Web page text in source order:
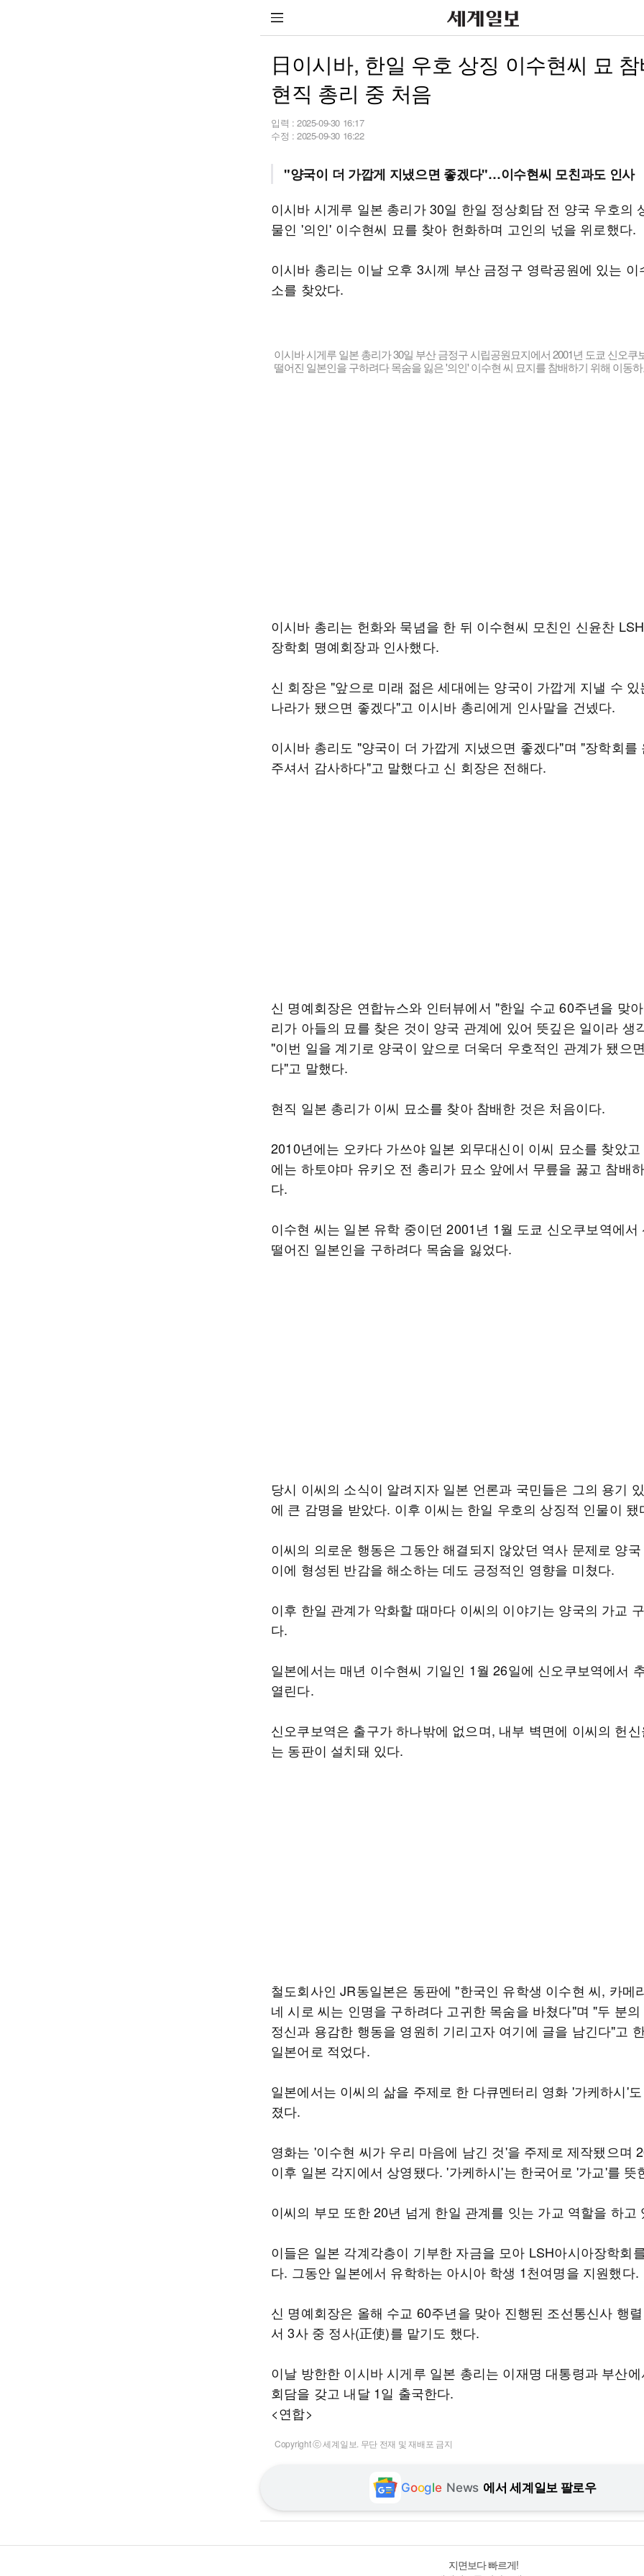
日이시바, 한일 우호 상징 이수현씨 묘
현직 총리 중 처음
입력 : 2025-09-30 16:17
수정 : 2025-09-30 16:22
"양국이 더 가깝게 지냈으면 좋겠다"…이수현씨 모친과도 인사
이시바 시게루 일본 총리가 30일 한일 정상회담 전 양국 우호의
물인 '의인' 이수현씨 묘를 찾아 헌화하며 고인의 넋을 위로했다.
이시바 총리는 이날 오후 3시께 부산 금정구 영락공원에 있는 이
소를 찾았다.
이시바 시게루 일본 총리가 30일 부산 금정구 시립공원묘지에서 2001년 도쿄 신오쿠
떨어진 일본인을 구하려다 목숨을 잃은 '의인' 이수현 씨 묘지를 참배하기 위해 이동
이시바 총리는 헌화와 묵념을 한 뒤 이수현씨 모친인 신윤찬
장학회 명예회장과 인사했다.
신 회장은 "앞으로 미래 젊은 세대에는 양국이 가깝게 지낼 수 있
나라가 됐으면 좋겠다"고 이시바 총리에게 인사말을 건넸다.
이시바 총리도 "양국이 더 가깝게 지냈으면 좋겠다"며 "장학회를
주셔서 감사하다"고 말했다고 신 회장은 전해다.
신 명예회장은 연합뉴스와 인터뷰에서 "한일 수교 60주년을 맞
리가 아들의 묘를 찾은 것이 양국 관계에 있어 뜻깊은 일이라 생
"이번 일을 계기로 양국이 앞으로 더욱더 우호적인 관계가 됐으
다"고 말했다.
현직 일본 총리가 이씨 묘소를 찾아 참배한 것은 처음이다.
2010년에는 오카다 가쓰야 일본 외무대신이 이씨 묘소를 찾았고
에는 하토야마 유키오 전 총리가 묘소 앞에서 무릎을 꿇고 참배
다.
이수현 씨는 일본 유학 중이던 2001년 1월 도쿄 신오쿠보역에서
떨어진 일본인을 구하려다 목숨을 잃었다.
당시 이씨의 소식이 알려지자 일본 언론과 국민들은 그의 용기
에 큰 감명을 받았다. 이후 이씨는 한일 우호의 상징적 인물이 됐
이씨의 의로운 행동은 그동안 해결되지 않았던 역사 문제로 양
이에 형성된 반감을 해소하는 데도 긍정적인 영향을 미쳤다.
이후 한일 관계가 악화할 때마다 이씨의 이야기는 양국의 가교
다.
일본에서는 매년 이수현씨 기일인 1월 26일에 신오쿠보역에서
열린다.
신오쿠보역은 출구가 하나밖에 없으며, 내부 벽면에 이씨의 헌신
는 동판이 설치돼 있다.
철도회사인 JR동일본은 동판에 "한국인 유학생 이수현 씨, 카메
네 시로 씨는 인명을 구하려다 고귀한 목숨을 바쳤다"며 "두 분
정신과 용감한 행동을 영원히 기리고자 여기에 글을 남긴다"고
일본어로 적었다.
일본에서는 이씨의 삶을 주제로 한 다큐멘터리 영화 '가케하시'
졌다.
영화는 '이수현 씨가 우리 마음에 남긴 것'을 주제로 제작됐으며
이후 일본 각지에서 상영됐다. '가케하시'는 한국어로 '가교'를 뜻
이씨의 부모 또한 20년 넘게 한일 관계를 잇는 가교 역할을 하고
이들은 일본 각계각층이 기부한 자금을 모아 LSH아시아장학회
다. 그동안 일본에서 유학하는 아시아 학생 1천여명을 지원했다.
신 명예회장은 올해 수교 60주년을 맞아 진행된 조선통신사 행
서 3사 중 정사(正使)를 맡기도 했다.
이날 방한한 이시바 시게루 일본 총리는 이재명 대통령과 부산
회담을 갖고 내달 1일 출국한다.
<연합>
Copyright ⓒ 세계일보. 무단 전재 및 재배포 금지
Google News 에서 세계일보 팔로우
지면보다 빠르게!